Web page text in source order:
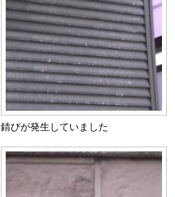
錆びが発生していました